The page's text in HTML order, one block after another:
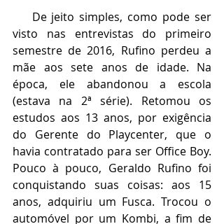
visto nas entrevistas do primeiro
semestre de 2016, Rufino perdeu a
mãe aos sete anos de idade. Na
época, ele abandonou a escola
(estava na 2ª série). Retomou os
estudos aos 13 anos, por exigência
do Gerente do Playcenter, que o
havia contratado para ser Office Boy.
Pouco à pouco, Geraldo Rufino foi
conquistando suas coisas: aos 15
anos, adquiriu um Fusca. Trocou o
automóvel por um Kombi, a fim de